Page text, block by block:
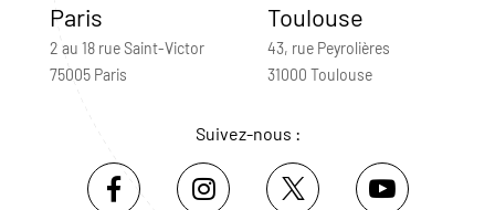
Paris
2 au 18 rue Saint-Victor
75005 Paris
Toulouse
43, rue Peyrolières
31000 Toulouse
Suivez-nous :